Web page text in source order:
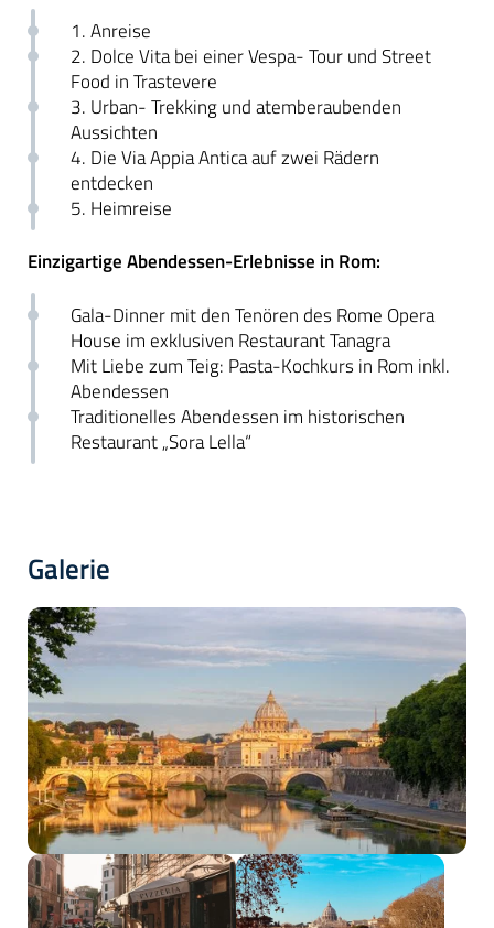
1. Anreise
2. Dolce Vita bei einer Vespa- Tour und Street
Food in Trastevere
3. Urban- Trekking und atemberaubenden
Aussichten
4. Die Via Appia Antica auf zwei Rädern
entdecken
5. Heimreise
Einzigartige Abendessen-Erlebnisse in Rom:
Gala-Dinner mit den Tenören des Rome Opera
House im exklusiven Restaurant Tanagra
Mit Liebe zum Teig: Pasta-Kochkurs in Rom inkl.
Abendessen
Traditionelles Abendessen im historischen
Restaurant „Sora Lella“
Galerie